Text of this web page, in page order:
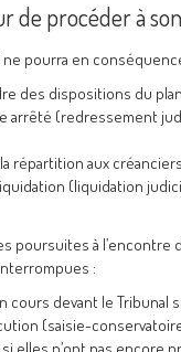
de procéder à
pourra en
des dispositions du
arrêté (redressement
répartition aux
(liquidation
poursuites à
:
cours devant le Tribunal
(saisie-